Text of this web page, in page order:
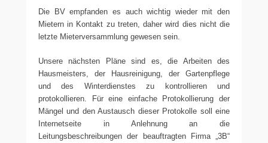
Die BV empfanden es auch wichtig wieder mit den
Mietern in Kontakt zu treten, daher wird dies nicht die
letzte Mieterversammlung gewesen sein.
Unsere nächsten Pläne sind es, die Arbeiten des
Hausmeisters, der Hausreinigung, der Gartenpflege
und des Winterdienstes zu kontrollieren und
protokollieren. Für eine einfache Protokollierung der
Mängel und den Austausch dieser Protokolle soll eine
Internetseite in Anlehnung an die
Leitungsbeschreibungen der beauftragten Firma „3B“